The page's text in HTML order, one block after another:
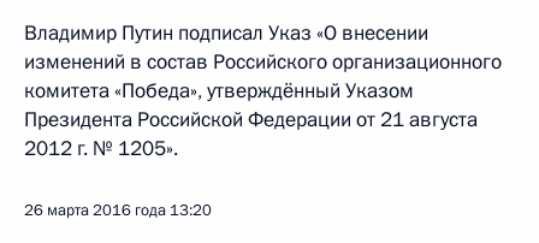
Владимир Путин подписал Указ «О внесении
изменений в состав Российского организационного
комитета «Победа», утверждённый Указом
Президента Российской Федерации от 21 августа
2012 г. № 1205».
26 марта 2016 года 13:20